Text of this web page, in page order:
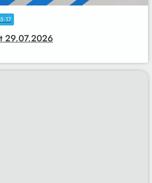
29.07.2026